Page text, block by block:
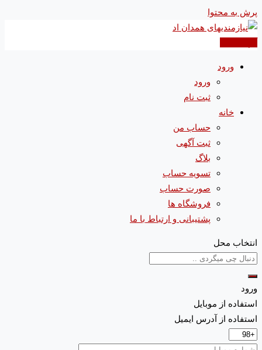
پرش به محتوا
ورود
ورود
ثبت نام
خانه
حساب من
ثبت آگهی
بلاگ
تسویه حساب
صورت حساب
فروشگاه ها
پشتیبانی و ارتباط با ما
انتخاب محل
ورود
استفاده از موبایل
استفاده از آدرس ایمیل